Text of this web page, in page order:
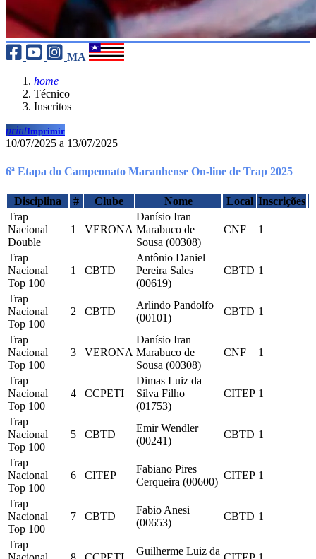
MA
home
Técnico
Inscritos
printImprimir
10/07/2025 a 13/07/2025
6ª Etapa do Campeonato Maranhense On-line de Trap 2025
Disciplina # Clube Nome Local Inscrições
Trap
Nacional
Double
1 VERONA
Danísio Iran
Marabuco de
Sousa (00308)
CNF 1
Trap
Nacional
Top 100
1 CBTD
Antônio Daniel
Pereira Sales
(00619)
CBTD 1
Trap
Nacional
Top 100
2 CBTD
Arlindo Pandolfo
(00101)
CBTD 1
Trap
Nacional
Top 100
3 VERONA
Danísio Iran
Marabuco de
Sousa (00308)
CNF 1
Trap
Nacional
Top 100
4 CCPETI
Dimas Luiz da
Silva Filho
(01753)
CITEP 1
Trap
Nacional
Top 100
5 CBTD
Emir Wendler
(00241)
CBTD 1
Trap
Nacional
Top 100
6 CITEP
Fabiano Pires
Cerqueira (00600)
CITEP 1
Trap
Nacional
Top 100
7 CBTD
Fabio Anesi
(00653)
CBTD 1
Trap
Guilherme Luiz da